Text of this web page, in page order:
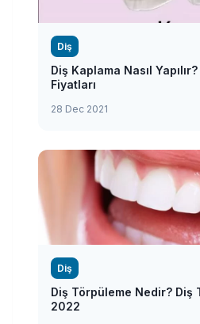
Diş
Diş Kaplama Nasıl
Fiyatları
28 Dec 2021
Diş
Diş Törpüleme Nedir? Diş
2022